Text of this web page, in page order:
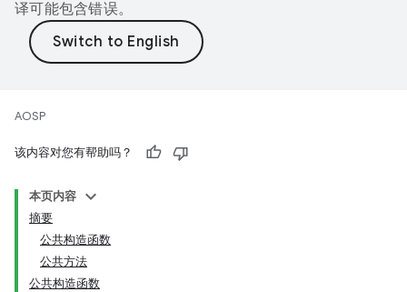
译可能包含错误。
AOSP
该内容对您有帮助吗？
本页内容
摘要
公共构造函数
公共方法
公共构造函数